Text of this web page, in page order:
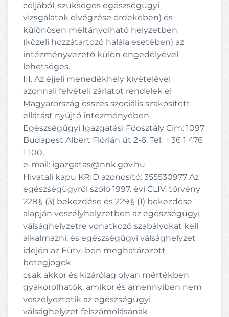
céljából, szükséges egészségügyi
vizsgálatok elvégzése érdekében) és
különösen méltányolható helyzetben
(közeli hozzátartozó halála esetében) az
intézményvezető külön engedélyével
lehetséges.
III. Az éjjeli menedékhely kivételével
azonnali felvételi zárlatot rendelek el
Magyarország összes szociális szakosított
ellátást nyújtó intézményében.
Egészségügyi Igazgatási Főosztály Cím: 1097
Budapest Albert Flórián út 2-6. Tel: + 36 1 476
1 100,
e-mail: igazgatas@nnk.gov.hu
Hivatali kapu KRID azonosító: 355530977 Az
egészségügyről szóló 1997. évi CLIV. törvény
228.§ (3) bekezdése és 229.§ (1) bekezdése
alapján veszélyhelyzetben az egészségügyi
válsághelyzetre vonatkozó szabályokat kell
alkalmazni, és egészségügyi válsághelyzet
idején az Eütv.-ben meghatározott
betegjogok
csak akkor és kizárólag olyan mértékben
gyakorolhatók, amikor és amennyiben nem
veszélyeztetik az egészségügyi
válsághelyzet felszámolásának